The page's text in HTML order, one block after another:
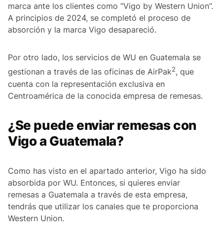
marca ante los clientes como “Vigo by Western Union”.
A principios de 2024, se completó el proceso de
absorción y la marca Vigo desapareció.
Por otro lado, los servicios de WU en Guatemala se
gestionan a través de las oficinas de AirPak2, que
cuenta con la representación exclusiva en
Centroamérica de la conocida empresa de remesas.
¿Se puede enviar remesas con
Vigo a Guatemala?
Como has visto en el apartado anterior, Vigo ha sido
absorbida por WU. Entonces, si quieres enviar
remesas a Guatemala a través de esta empresa,
tendrás que utilizar los canales que te proporciona
Western Union.